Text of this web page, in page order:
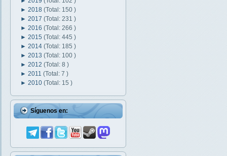
► 2018 (Total: 150 )
► 2017 (Total: 231 )
► 2016 (Total: 266 )
► 2015 (Total: 445 )
► 2014 (Total: 185 )
► 2013 (Total: 100 )
► 2012 (Total: 8 )
► 2011 (Total: 7 )
► 2010 (Total: 15 )
Síguenos en: